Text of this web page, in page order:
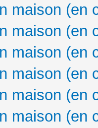
maison (en
maison (en
maison (en
maison (en
maison (en
maison (en